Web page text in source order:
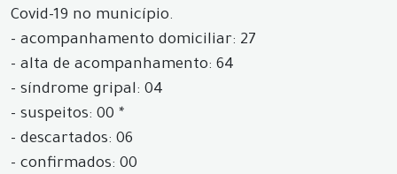
Covid-19 no município.
- acompanhamento domiciliar: 27
- alta de acompanhamento: 64
- síndrome gripal: 04
- suspeitos: 00 *
- descartados: 06
- confirmados: 00